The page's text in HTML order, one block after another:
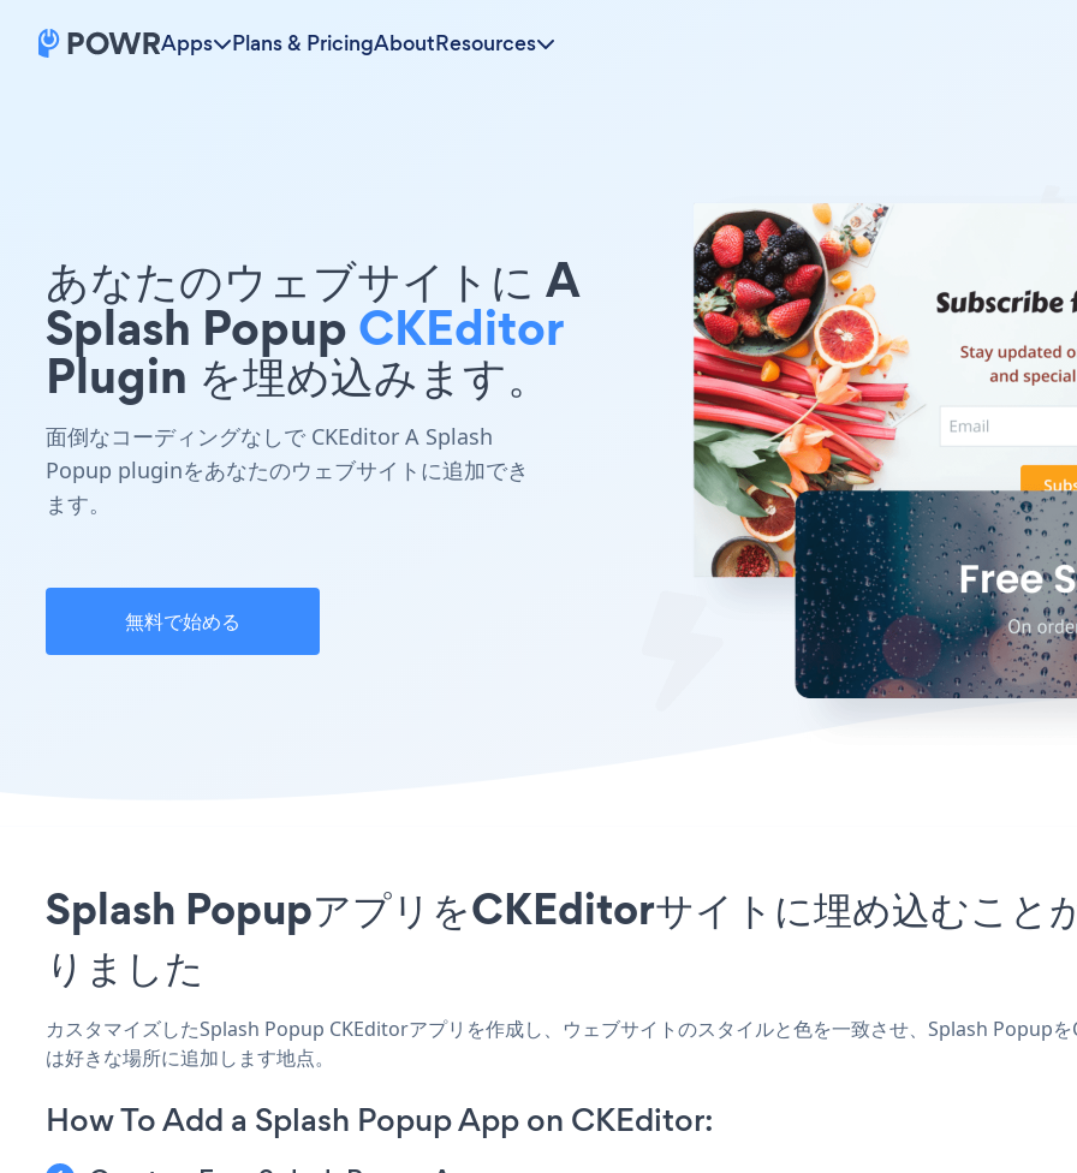
Apps Plans & PricingAboutResources
あなたのウェブサイトに A
Splash PopupCKEditor
Plugin を埋め込みます。
面倒なコーディングなしで CKEditor A Splash
Popup pluginをあなたのウェブサイトに追加でき
ます。
無料で始める
Splash PopupアプリをCKEditorサイトに埋め込むこと
りました
カスタマイズしたSplash Popup CKEditorアプリを作成し、ウェブサイトのスタイルと色を一致させ、Splash Popup
は好きな場所に追加します地点。
How To Add a Splash Popup App on CKEditor: